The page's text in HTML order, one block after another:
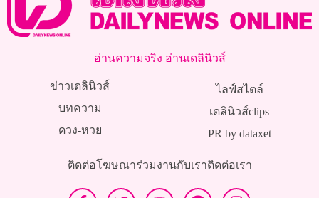
อ่านความจริง อ่านเดลินิวส์
ข่าวเดลินิวส์
บทความ
ดวง-หวย
ไลฟ์สไตล์
เดลินิวส์clips
PR by dataxet
ติดต่อโฆษณาร่วมงานกับเราติดต่อเรา